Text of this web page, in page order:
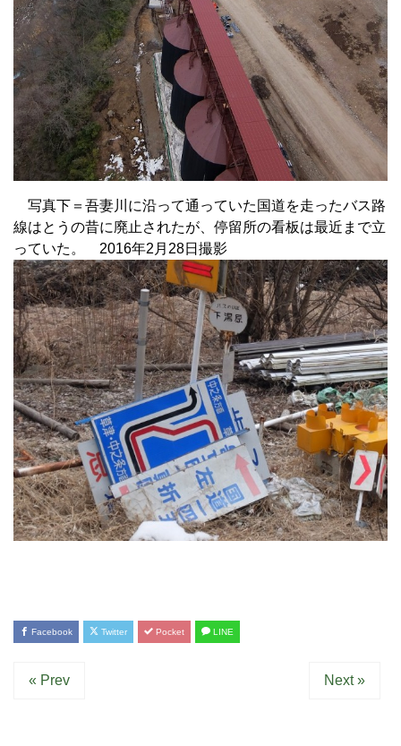
写真下＝吾妻川に沿って通っていた国道を走ったバス路
線はとうの昔に廃止されたが、停留所の看板は最近まで立
っていた。 2016年2月28日撮影
Facebook Twitter Pocket LINE
« Prev Next »